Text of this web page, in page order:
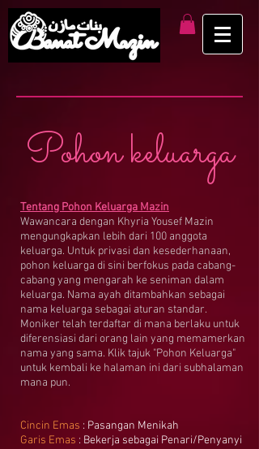
Pohon keluarga
Tentang Pohon Keluarga Mazin
Wawancara dengan Khyria Yousef Mazin
mengungkapkan lebih dari 100 anggota
keluarga. Untuk privasi dan kesederhanaan,
pohon keluarga di sini berfokus pada cabang-
cabang yang mengarah ke seniman dalam
keluarga. Nama ayah ditambahkan sebagai
nama keluarga sebagai aturan standar.
Moniker telah terdaftar di mana berlaku untuk
diferensiasi dari orang lain yang memamerkan
nama yang sama. Klik tajuk "Pohon Keluarga"
untuk kembali ke halaman ini dari subhalaman
mana pun.
Cincin Emas : Pasangan Menikah
Garis Emas : Bekerja sebagai Penari/Penyanyi